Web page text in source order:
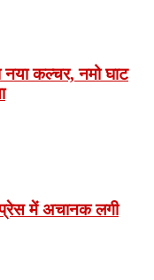
नया कल्चर, नमो घाट
में अचानक लगी